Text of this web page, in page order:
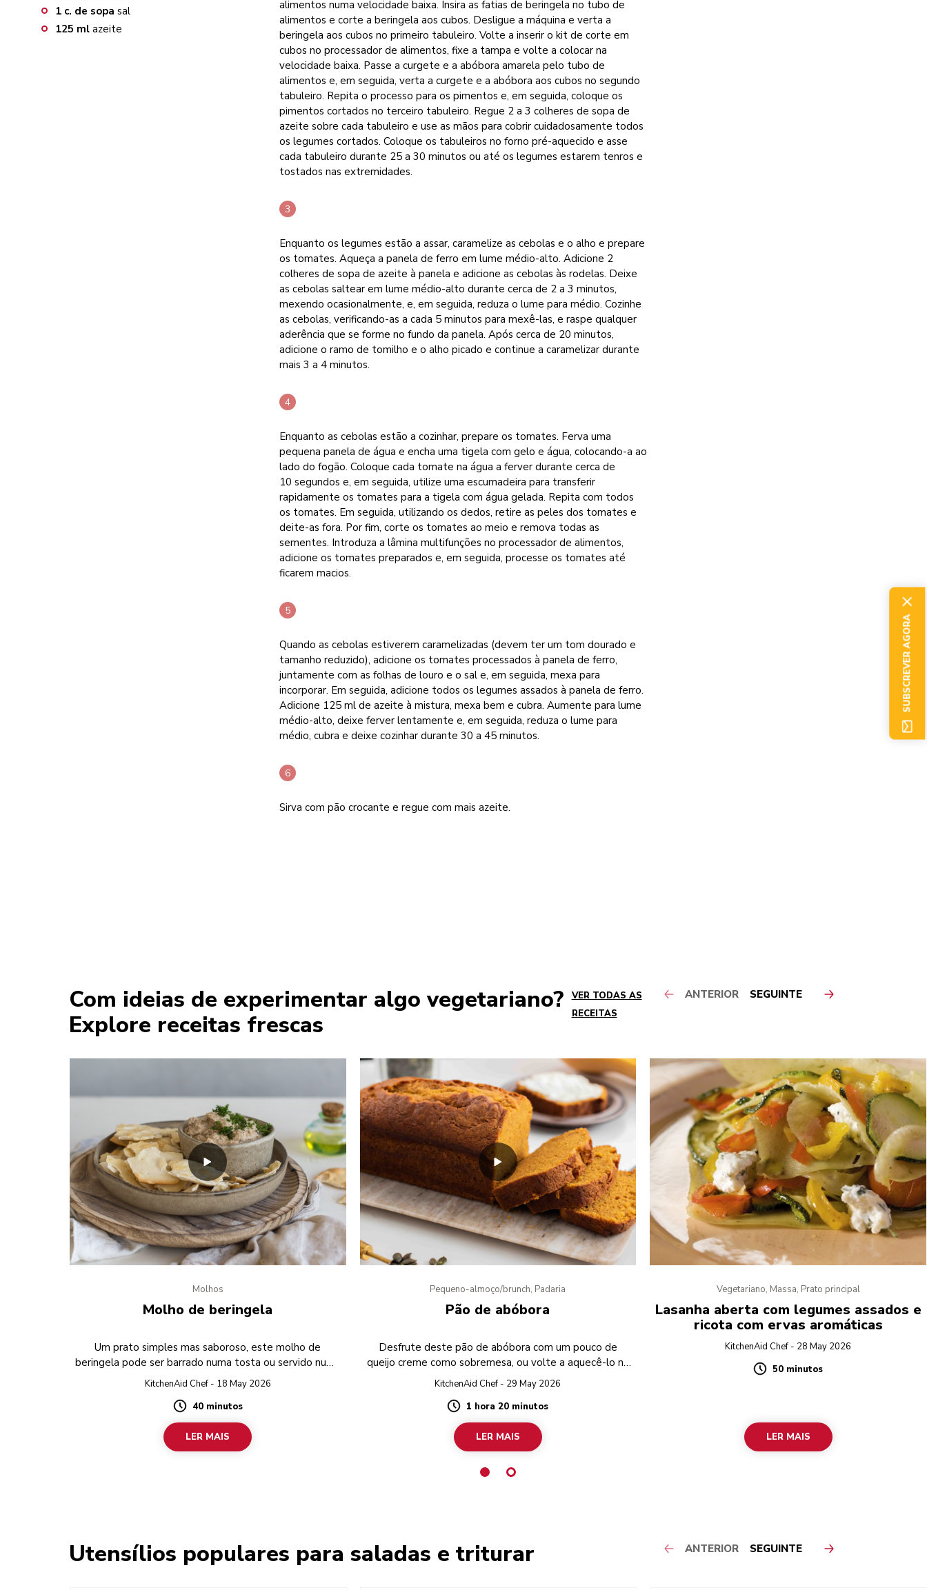
1 c. de sopa sal
125 ml azeite
alimentos numa velocidade baixa. Insira as fatias de beringela no tubo de
alimentos e corte a beringela aos cubos. Desligue a máquina e verta a
beringela aos cubos no primeiro tabuleiro. Volte a inserir o kit de corte em
cubos no processador de alimentos, fixe a tampa e volte a colocar na
velocidade baixa. Passe a curgete e a abóbora amarela pelo tubo de
alimentos e, em seguida, verta a curgete e a abóbora aos cubos no segundo
tabuleiro. Repita o processo para os pimentos e, em seguida, coloque os
pimentos cortados no terceiro tabuleiro. Regue 2 a 3 colheres de sopa de
azeite sobre cada tabuleiro e use as mãos para cobrir cuidadosamente todos
os legumes cortados. Coloque os tabuleiros no forno pré-aquecido e asse
cada tabuleiro durante 25 a 30 minutos ou até os legumes estarem tenros e
tostados nas extremidades.
Enquanto os legumes estão a assar, caramelize as cebolas e o alho e prepare
os tomates. Aqueça a panela de ferro em lume médio-alto. Adicione 2
colheres de sopa de azeite à panela e adicione as cebolas às rodelas. Deixe
as cebolas saltear em lume médio-alto durante cerca de 2 a 3 minutos,
mexendo ocasionalmente, e, em seguida, reduza o lume para médio. Cozinhe
as cebolas, verificando-as a cada 5 minutos para mexê-las, e raspe qualquer
aderência que se forme no fundo da panela. Após cerca de 20 minutos,
adicione o ramo de tomilho e o alho picado e continue a caramelizar durante
mais 3 a 4 minutos.
Enquanto as cebolas estão a cozinhar, prepare os tomates. Ferva uma
pequena panela de água e encha uma tigela com gelo e água, colocando-a ao
lado do fogão. Coloque cada tomate na água a ferver durante cerca de
10 segundos e, em seguida, utilize uma escumadeira para transferir
rapidamente os tomates para a tigela com água gelada. Repita com todos
os tomates. Em seguida, utilizando os dedos, retire as peles dos tomates e
deite-as fora. Por fim, corte os tomates ao meio e remova todas as
sementes. Introduza a lâmina multifunções no processador de alimentos,
adicione os tomates preparados e, em seguida, processe os tomates até
ficarem macios.
Quando as cebolas estiverem caramelizadas (devem ter um tom dourado e
tamanho reduzido), adicione os tomates processados à panela de ferro,
juntamente com as folhas de louro e o sal e, em seguida, mexa para
incorporar. Em seguida, adicione todos os legumes assados à panela de ferro.
Adicione 125 ml de azeite à mistura, mexa bem e cubra. Aumente para lume
médio-alto, deixe ferver lentamente e, em seguida, reduza o lume para
médio, cubra e deixe cozinhar durante 30 a 45 minutos.
Sirva com pão crocante e regue com mais azeite.
Com ideias de experimentar algo vegetariano?
Explore receitas frescas
VER TODAS AS
RECEITAS
ANTERIOR SEGUINTE
Molhos
Molho de beringela
Um prato simples mas saboroso, este molho de
beringela pode ser barrado numa tosta ou servido numa
festa.
KitchenAid Chef - 18 May 2026
Duration
40 minutos
LER MAIS
Pequeno-almoço/brunch, Padaria
Pão de abóbora
Desfrute deste pão de abóbora com um pouco de
queijo creme como sobremesa, ou volte a aquecê-lo na
torradeira para um pequeno-almoço deliciosamente
KitchenAid Chef - 29 May 2026
Duration
1 hora 20 minutos
LER MAIS
Vegetariano, Massa, Prato principal
Lasanha aberta com legumes assados e
ricota com ervas aromáticas
KitchenAid Chef - 28 May 2026
Duration
50 minutos
LER MAIS
Utensílios populares para saladas e triturar ANTERIOR SEGUINTE
SUBSCREVER AGORA